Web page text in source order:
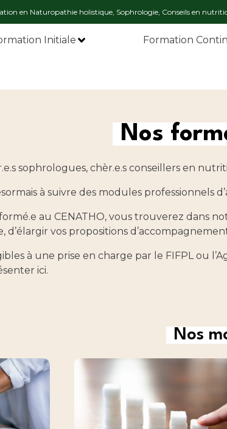
en Naturopathie holistique, Sophrologie, Conseils en
Initiale Formation
Nos
sophrologues, chèr.e.s conseillers en
à suivre des modules professionnels
au CENATHO, vous trouverez dans
d’élargir vos propositions
à une prise en charge par le FIFPL ou
ici.
Nos